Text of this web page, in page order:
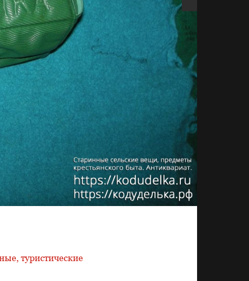
туристические